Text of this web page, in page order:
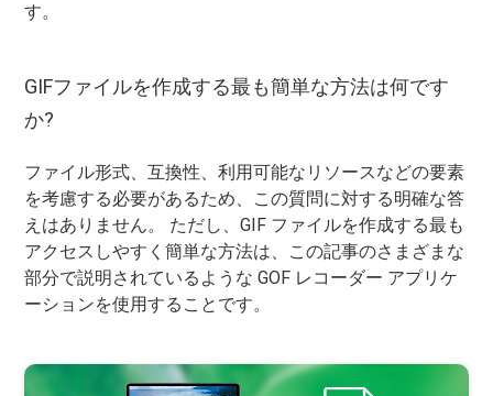
す。
GIFファイルを作成する最も簡単な方法は何です
か?
ファイル形式、互換性、利用可能なリソースなどの要素
を考慮する必要があるため、この質問に対する明確な答
えはありません。 ただし、GIF ファイルを作成する最も
アクセスしやすく簡単な方法は、この記事のさまざまな
部分で説明されているような GOF レコーダー アプリケ
ーションを使用することです。